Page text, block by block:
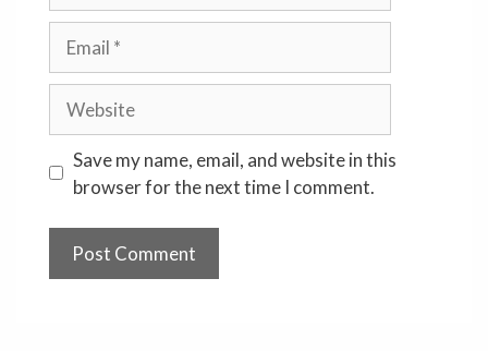
Save my name, email, and website in this
browser for the next time I comment.